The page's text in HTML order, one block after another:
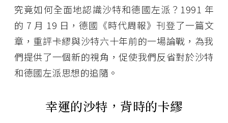
究竟如何全面地認識沙特和德國左派？1991 年
的 7 月 19 日，德國《時代周報》刊登了一篇文
章，重評卡繆與沙特六十年前的一場論戰，為我
們提供了一個新的視角，促使我們反省對於沙特
和德國左派思想的追隨。
幸運的沙特，背時的卡繆